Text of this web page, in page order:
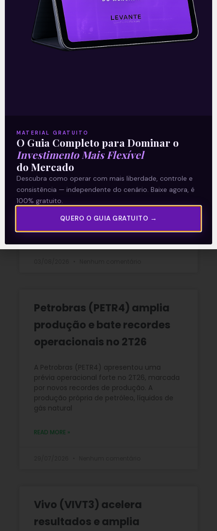
A reunião do Comitê de Política Monetária
(Copom) encerrada na quarta-feira (5)
confirmou as expectativas quase
unânimes dos investidores e reduziu a taxa
Multiplan (MULT3) combina
crescimento operacional e
rentabilidade recorde no
2T26
Petrobras (PETR4) amplia
produção e bate recordes
operacionais no 2T26
A Petrobras (PETR4) apresentou uma
prévia operacional forte no 2T26, marcada
por novos recordes de produção. A
produção própria de petróleo, líquidos de
gás natural
READ MORE »
Vivo (VIVT3) acelera
resultados e amplia
MATERIAL GRATUITO
O Guia Completo para Dominar o
Investimento Mais Flexível
do Mercado
Descubra como operar com mais liberdade, controle e
consistência — independente do cenário. Baixe agora, é
100% gratuito.
QUERO O GUIA GRATUITO →